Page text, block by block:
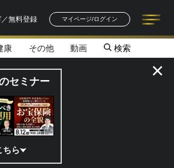
／無料登録
マイページ/ログイン
記事一覧
著者一覧
康 その他 動画 検索
！／補助金から実需へ、知られざる宇宙産
セミナー
ちら
×